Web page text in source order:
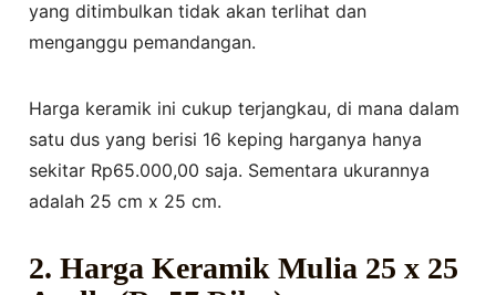
yang ditimbulkan tidak akan terlihat dan
menganggu pemandangan.
Harga keramik ini cukup terjangkau, di mana dalam
satu dus yang berisi 16 keping harganya hanya
sekitar Rp65.000,00 saja. Sementara ukurannya
adalah 25 cm x 25 cm.
2. Harga Keramik Mulia 25 x 25